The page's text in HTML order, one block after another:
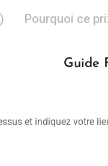
Pourquoi ce
Guide
et indiquez votre